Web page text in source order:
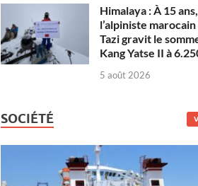
Himalaya : À 15 ans,
l’alpiniste
Tazi gravit le
Kang Yatse II à
5 août 2026
SOCIÉTÉ